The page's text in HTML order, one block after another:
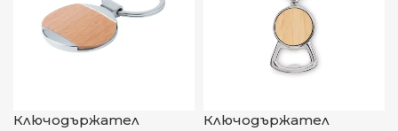
Ключодържател
Ключодържател